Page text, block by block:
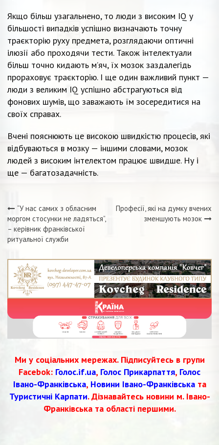
Якщо більш узагальнено, то люди з високим IQ у
більшості випадків успішно визначають точну
траєкторію руху предмета, розглядаючи оптичні
ілюзії або проходячи тести. Також інтелектуали
більш точно кидають м’яч, їх мозок заздалегідь
прораховує траєкторію. І ще один важливий пункт —
люди з великим IQ успішно абстрагуються від
фонових шумів, що заважають їм зосередитися на
своїх справах.
Вчені пояснюють це високою швидкістю процесів, які
відбуваються в мозку — іншими словами, мозок
людей з високим інтелектом працює швидше. Ну і
ще — багатозадачність.
Навігація
записів
“У нас самих з обласним
моргом стосунки не ладяться”,
– керівник франківської
ритуальної служби
Професії, які на думку вчених
зменшують мозок
Ми у соціальних мережах. Підписуйтесь в групи
Facebok: Голос.if.ua, Голос Прикарпаття, Голос
Івано-Франківська, Новини Івано-Франківськата
Туристичні Карпати. Дізнавайтесь новини м. Івано-
Франківська та області першими.